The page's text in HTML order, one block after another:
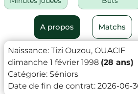
A propos Matchs
Naissance: Tizi Ouzou, OUACIF
dimanche 1 février 1998 (28 ans)
Catégorie: Séniors
Date de fin de contrat: 2026-06-